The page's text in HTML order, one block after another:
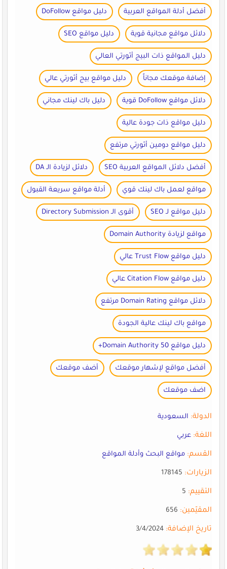
أفضل أدلة المواقع العربية دليل مواقع DoFollow
دلائل مواقع مجانية قوية دليل مواقع SEO
دليل المواقع ذات البيج أثورتي العالي
إضافة موقعك مجاناً دليل مواقع بيج أثورتي عالي
دلائل مواقع DoFollow قوية دليل باك لينك مجاني
دليل مواقع ذات جودة عالية
دليل مواقع دومين أثورتي مرتفع
أفضل دلائل المواقع العربية SEO دلائل لزيادة الـ DA
مواقع لعمل باك لينك قوي أدلة مواقع سريعة القبول
دليل مواقع لـ SEO أقوى الـ Directory Submission
مواقع لزيادة Domain Authority
دليل مواقع Trust Flow عالي
دليل مواقع Citation Flow عالي
دلائل مواقع Domain Rating مرتفع
مواقع باك لينك عالية الجودة
دليل مواقع Domain Authority 50+
أفضل مواقع لإشهار موقعك أضف موقعك
اضف موقعك
الدولة: السعودية
اللغة: عربي
القسم: مواقع البحث وأدلة المواقع
الزيارات:178145
التقييم:5
المقيّمين:656
تاريخ الإضافة:3/4/2024